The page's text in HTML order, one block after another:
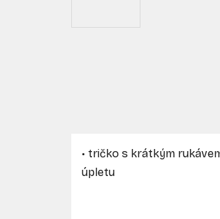
• tričko s krátkým
úpletu